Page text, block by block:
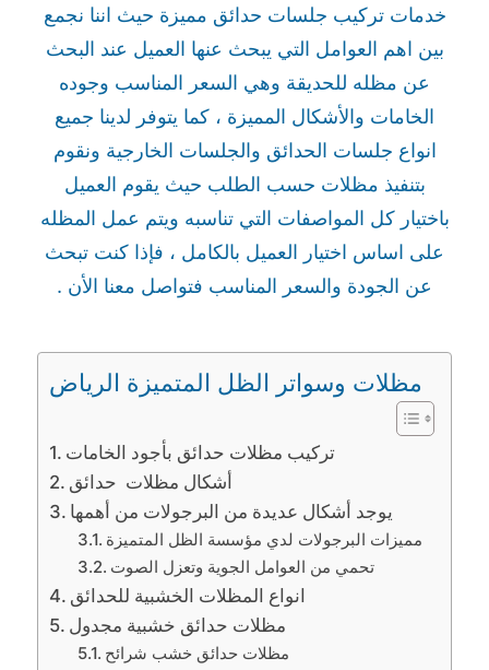
خدمات تركيب جلسات حدائق مميزة حيث اننا نجمع
بين اهم العوامل التي يبحث عنها العميل عند البحث
عن مظله للحديقة وهي السعر المناسب وجوده
الخامات والأشكال المميزة ، كما يتوفر لدينا جميع
انواع جلسات الحدائق والجلسات الخارجية ونقوم
بتنفيذ مظلات حسب الطلب حيث يقوم العميل
باختيار كل المواصفات التي تناسبه ويتم عمل المظله
على اساس اختيار العميل بالكامل ، فإذا كنت تبحث
عن الجودة والسعر المناسب فتواصل معنا الأن .
مظلات وسواتر الظل المتميزة الرياض
تركيب مظلات حدائق بأجود الخامات
يوجد أشكال عديدة من البرجولات من أهمها
مميزات البرجولات لدي مؤسسة الظل المتميزة
تحمي من العوامل الجوية وتعزل الصوت
انواع المظلات الخشبية للحدائق
مظلات حدائق خشبية مجدول
مظلات حدائق خشب شرائح